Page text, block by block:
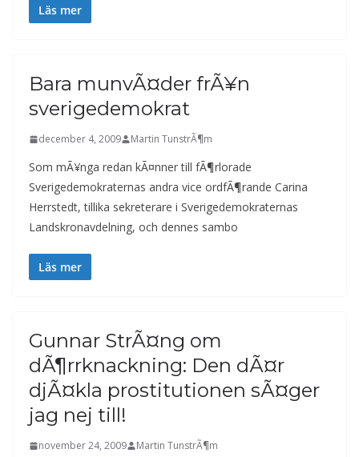
Läs mer
Bara munvÃ¤der frÃ¥n
sverigedemokrat
december 4, 2009 Martin TunstrÃ¶m
Som mÃ¥nga redan kÃ¤nner till fÃ¶rlorade
Sverigedemokraternas andra vice ordfÃ¶rande Carina
Herrstedt, tillika sekreterare i Sverigedemokraternas
Landskronavdelning, och dennes sambo
Läs mer
Gunnar StrÃ¤ng om
dÃ¶rrknackning: Den dÃ¤r
djÃ¤kla prostitutionen sÃ¤ger
jag nej till!
november 24, 2009 Martin TunstrÃ¶m